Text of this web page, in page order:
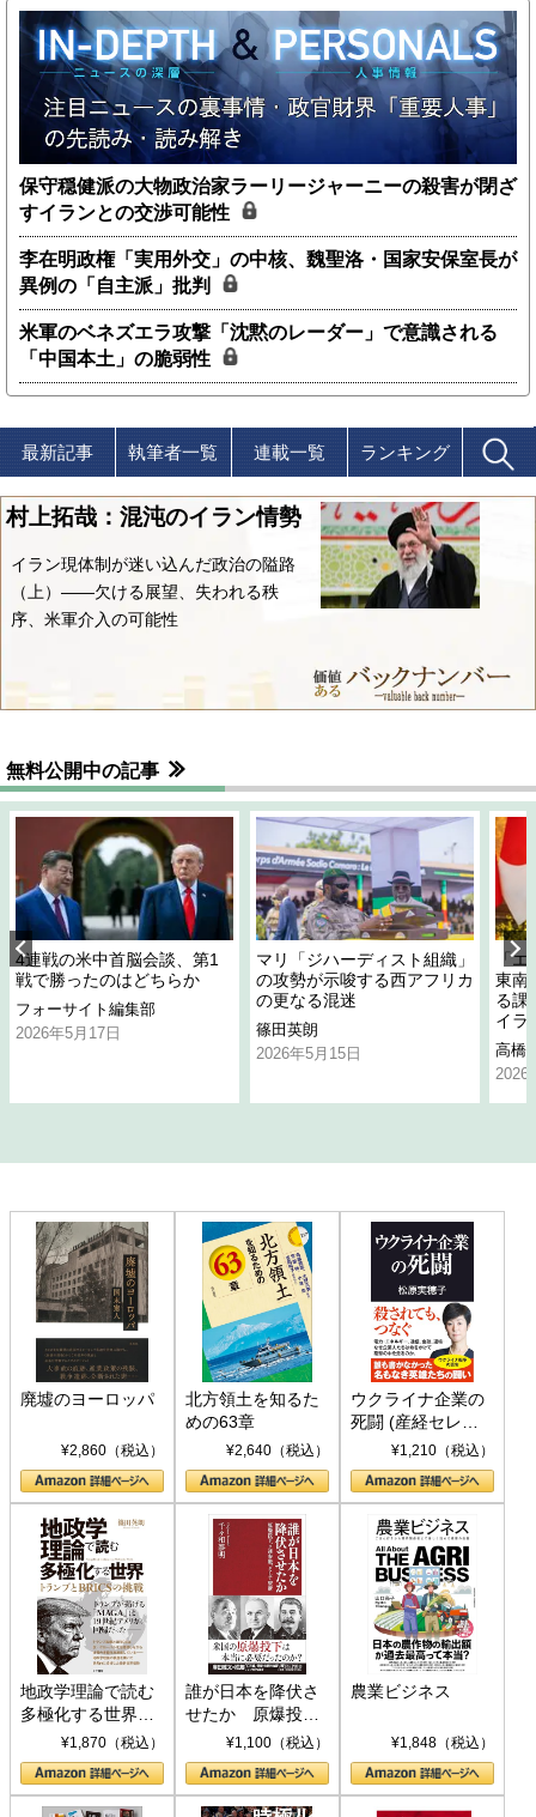
保守穏健派の大物政治家ラーリージャーニーの殺害が閉ざ
すイランとの交渉可能性
李在明政権「実用外交」の中核、魏聖洛・国家安保室長が
異例の「自主派」批判
米軍のベネズエラ攻撃「沈黙のレーダー」で意識される
「中国本土」の脆弱性
最新記事 執筆者一覧 連載一覧 ランキング
村上拓哉：混沌のイラン情勢
イラン現体制が迷い込んだ政治の隘路
（上）――欠ける展望、失われる秩
序、米軍介入の可能性
無料公開中の記事
4連戦の米中首脳会談、第1
戦で勝ったのはどちらか
フォーサイト編集部
2026年5月17日
マリ「ジハーディスト組織」
の攻勢が示唆する西アフリカ
の更なる混迷
篠田英朗
2026年5月15日
「
東南
る課
イラ
高橋
2026
廃墟のヨーロッパ
¥2,860（税込）
北方領土を知るた
めの63章
¥2,640（税込）
ウクライナ企業の
死闘 (産経セレク
ト S 039)¥1,210（税込）
地政学理論で読む
多極化する世界：
トランプとBRICS
の挑戦
¥1,870（税込）
誰が日本を降伏さ
せたか 原爆投
下、ソ連参戦、そ
して聖断 (PHP新
書)
¥1,100（税込）
農業ビジネス
¥1,848（税込）